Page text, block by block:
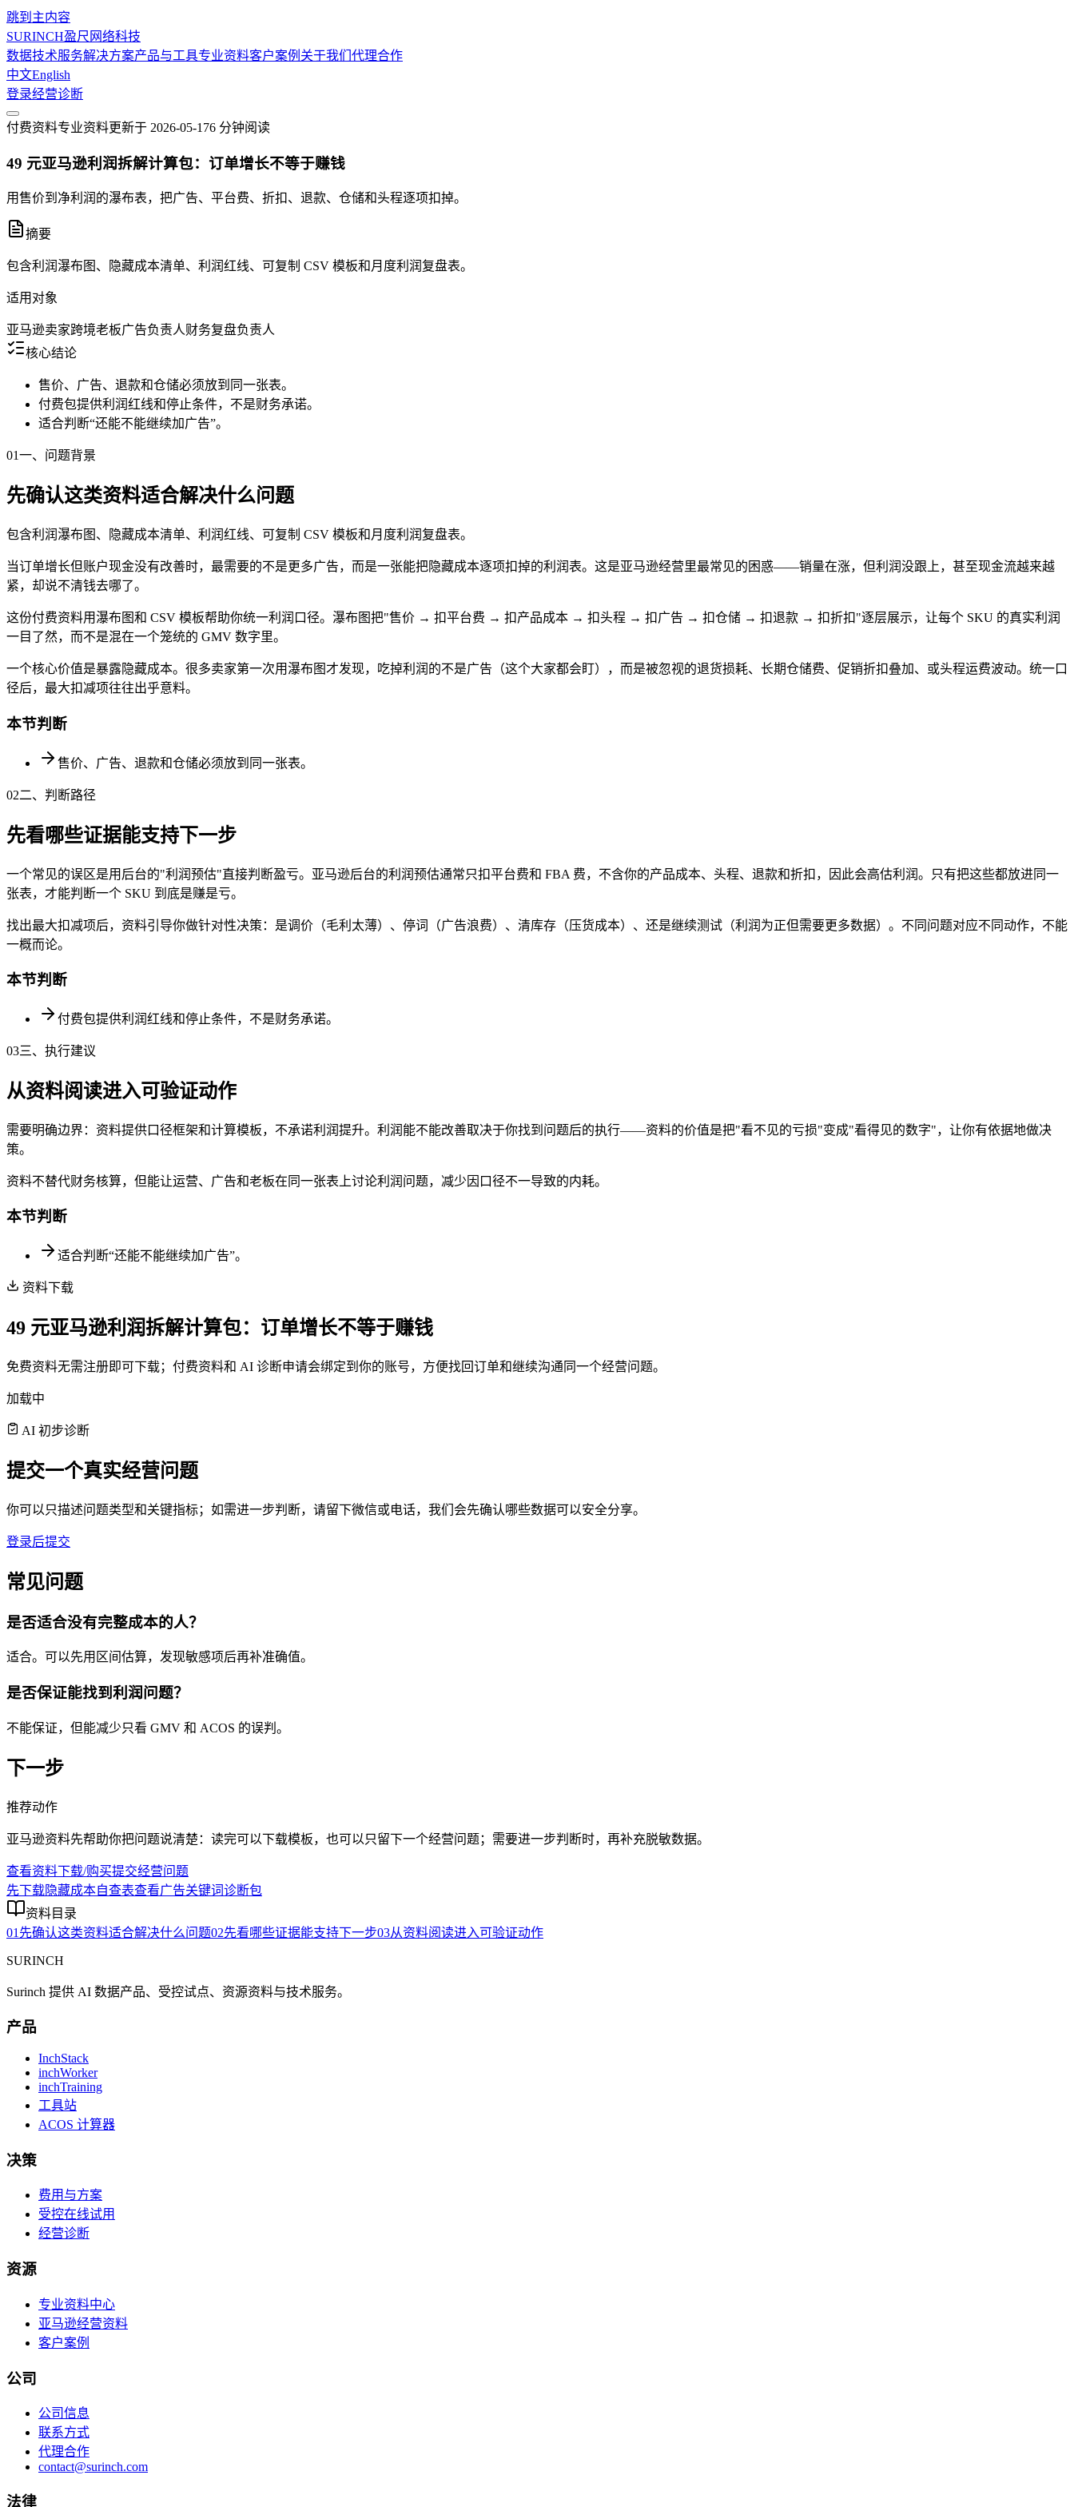
跳到主内容
SURINCH盈尺网络科技
数据技术服务解决方案产品与工具专业资料客户案例 关于我们 代理合作
中文English
登录经营诊断
付费资料专业资料更新于 2026-05-176 分钟阅读
49 元亚马逊利润拆解计算包：订单增长不等于赚钱
用售价到净利润的瀑布表，把广告、平台费、折扣、退款、仓储和头程逐项扣掉。
摘要
包含利润瀑布图、隐藏成本清单、利润红线、可复制 CSV 模板和月度利润复盘表。
适用对象
亚马逊卖家跨境老板广告负责人财务复盘负责人
核心结论
售价、广告、退款和仓储必须放到同一张表。
付费包提供利润红线和停止条件，不是财务承诺。
适合判断“还能不能继续加广告”。
01一、问题背景
先确认这类资料适合解决什么问题
包含利润瀑布图、隐藏成本清单、利润红线、可复制 CSV 模板和月度利润复盘表。
当订单增长但账户现金没有改善时，最需要的不是更多广告，而是一张能把隐藏成本逐项扣掉的利润表。这是亚马逊经营里最常见的困惑——销量在涨，但利润没跟上，甚至现金流越来越
紧，却说不清钱去哪了。
这份付费资料用瀑布图和 CSV 模板帮助你统一利润口径。瀑布图把"售价 → 扣平台费 → 扣产品成本 → 扣头程 → 扣广告 → 扣仓储 → 扣退款 → 扣折扣"逐层展示，让每个 SKU 的真实利润
一目了然，而不是混在一个笼统的 GMV 数字里。
一个核心价值是暴露隐藏成本。很多卖家第一次用瀑布图才发现，吃掉利润的不是广告（这个大家都会盯），而是被忽视的退货损耗、长期仓储费、促销折扣叠加、或头程运费波动。统一口
径后，最大扣减项往往出乎意料。
本节判断
售价、广告、退款和仓储必须放到同一张表。
02二、判断路径
先看哪些证据能支持下一步
一个常见的误区是用后台的"利润预估"直接判断盈亏。亚马逊后台的利润预估通常只扣平台费和 FBA 费，不含你的产品成本、头程、退款和折扣，因此会高估利润。只有把这些都放进同一
张表，才能判断一个 SKU 到底是赚是亏。
找出最大扣减项后，资料引导你做针对性决策：是调价（毛利太薄）、停词（广告浪费）、清库存（压货成本）、还是继续测试（利润为正但需要更多数据）。不同问题对应不同动作，不能
一概而论。
本节判断
付费包提供利润红线和停止条件，不是财务承诺。
03三、执行建议
从资料阅读进入可验证动作
需要明确边界：资料提供口径框架和计算模板，不承诺利润提升。利润能不能改善取决于你找到问题后的执行——资料的价值是把"看不见的亏损"变成"看得见的数字"，让你有依据地做决
策。
资料不替代财务核算，但能让运营、广告和老板在同一张表上讨论利润问题，减少因口径不一导致的内耗。
本节判断
适合判断“还能不能继续加广告”。
资料下载
49 元亚马逊利润拆解计算包：订单增长不等于赚钱
免费资料无需注册即可下载；付费资料和 AI 诊断申请会绑定到你的账号，方便找回订单和继续沟通同一个经营问题。
加载中
AI 初步诊断
提交一个真实经营问题
你可以只描述问题类型和关键指标；如需进一步判断，请留下微信或电话，我们会先确认哪些数据可以安全分享。
登录后提交
常见问题
是否适合没有完整成本的人？
适合。可以先用区间估算，发现敏感项后再补准确值。
是否保证能找到利润问题？
不能保证，但能减少只看 GMV 和 ACOS 的误判。
下一步
推荐动作
亚马逊资料先帮助你把问题说清楚：读完可以下载模板，也可以只留下一个经营问题；需要进一步判断时，再补充脱敏数据。
查看资料下载/购买提交经营问题
先下载隐藏成本自查表查看广告关键词诊断包
资料目录
01 先确认这类资料适合解决什么问题02先看哪些证据能支持下一步03从资料阅读进入可验证动作
SURINCH
Surinch 提供 AI 数据产品、受控试点、资源资料与技术服务。
产品
InchStack
inchWorker
inchTraining
工具站
ACOS 计算器
决策
费用与方案
受控在线试用
经营诊断
资源
专业资料中心
亚马逊经营资料
客户案例
公司
公司信息
联系方式
代理合作
contact@surinch.com
法律